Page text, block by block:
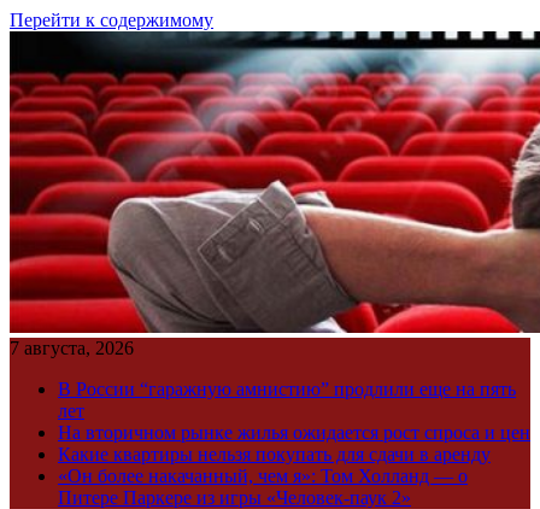
Перейти к содержимому
7 августа, 2026
В России “гаражную амнистию” продлили еще на пять
лет
На вторичном рынке жилья ожидается рост спроса и цен
Какие квартиры нельзя покупать для сдачи в аренду
«Он более накачанный, чем я»: Том Холланд — о
Питере Паркере из игры «Человек-паук 2»